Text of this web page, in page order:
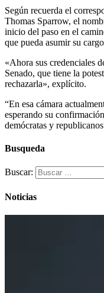
Según recuerda el
Thomas Sparrow, el
inicio del paso en el
que pueda asumir su
«Ahora sus credenciales
Senado, que tiene la
rechazarla», explícito.
“En esa cámara
esperando su
demócratas y
Busqueda
Buscar:
Noticias